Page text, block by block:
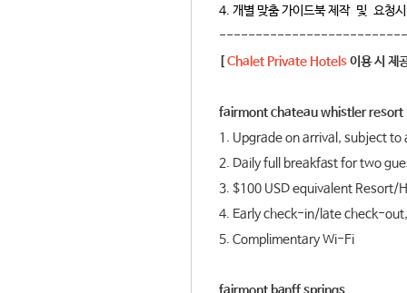
4. 개별 맞춤 가이드북 제작 및 요청
[Chalet Private Hotels이용 시 제
fairmont chateau whistler resort
1. Upgrade on arrival, subject to
2. Daily full breakfast for two
3. $100 USD equivalent Resort/
4. Early check-in/late check-
5. Complimentary Wi-Fi